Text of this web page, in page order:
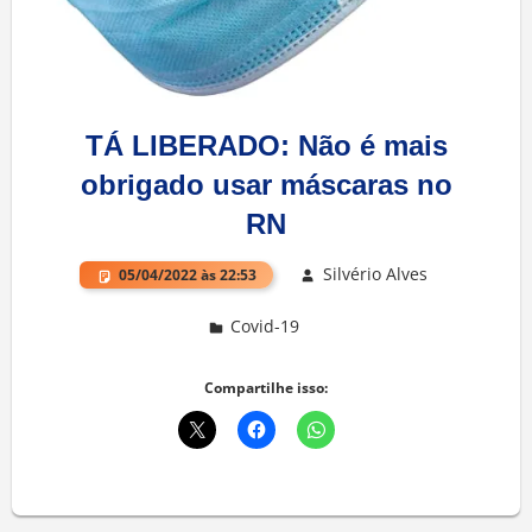
TÁ LIBERADO: Não é mais
obrigado usar máscaras no
RN
05/04/2022 às 22:53 Silvério Alves
Covid-19
Compartilhe isso: